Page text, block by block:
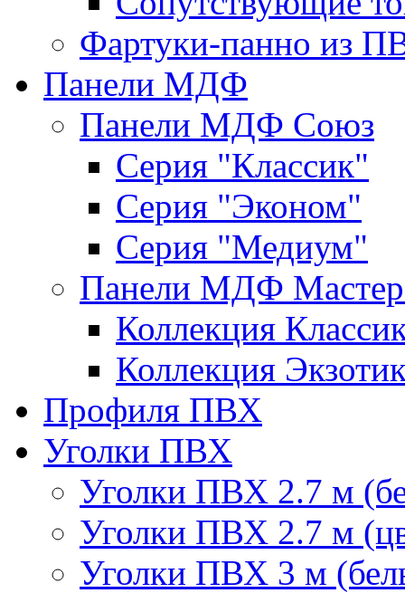
Фартуки-панно из
Панели МДФ
Панели МДФ Союз
Серия "Классик"
Серия "Эконом"
Серия "Медиум"
Панели МДФ
Коллекция
Коллекция
Профиля ПВХ
Уголки ПВХ
Уголки ПВХ 2.7 м
Уголки ПВХ 2.7 м
Уголки ПВХ 3 м